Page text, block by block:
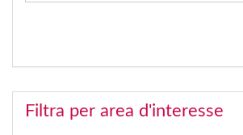
Filtra per area d'interesse